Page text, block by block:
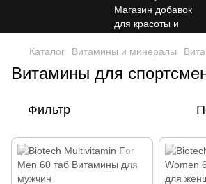
Каталог Витамины и минералы
Витамины для
Фильтр